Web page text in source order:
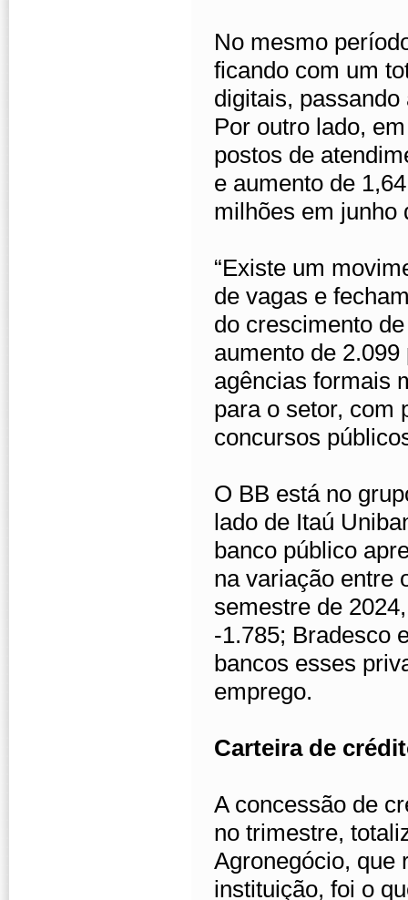
No mesmo
ficando com um
digitais,
Por outro lado,
postos de
e aumento de
milhões em junho
“Existe um
de vagas e
do crescimento
aumento de
agências formais
para o setor, com
concursos
O BB está no
lado de Itaú
banco público
na variação entre
semestre de
-1.785; Bradesco
bancos esses
emprego.
Carteira de
A concessão de
no trimestre,
Agronegócio, que
instituição, foi o